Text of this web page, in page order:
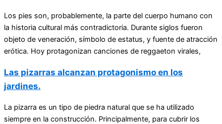
Los pies son, probablemente, la parte del cuerpo humano con
la historia cultural más contradictoria. Durante siglos fueron
objeto de veneración, símbolo de estatus, y fuente de atracción
erótica. Hoy protagonizan canciones de reggaeton virales,
Las pizarras alcanzan protagonismo en los
jardines.
La pizarra es un tipo de piedra natural que se ha utilizado
siempre en la construcción. Principalmente, para cubrir los